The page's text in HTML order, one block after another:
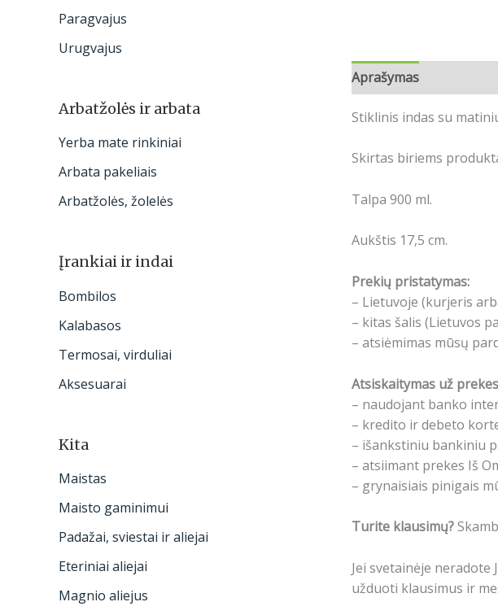
Paragvajus
Urugvajus
Arbatžolės ir arbata
Yerba mate rinkiniai
Arbata pakeliais
Arbatžolės, žolelės
Įrankiai ir indai
Bombilos
Kalabasos
Termosai, virduliai
Aksesuarai
Kita
Maistas
Maisto gaminimui
Padažai, sviestai ir aliejai
Eteriniai aliejai
Magnio aliejus
Aprašymas
Stiklinis indas su
Skirtas biriems
Talpa 900 ml.
Aukštis 17,5 cm.
Prekių pristatymas:
– Lietuvoje (kurjeris
– kitas šalis (Lietuvos
– atsiėmimas mūsų
Atsiskaitymas už
– naudojant banko
– kredito ir debeto
– išankstiniu bankiniu
– atsiimant prekes Iš
– grynaisiais pinigais
Turite klausimų?
Jei svetainėje neradote
užduoti klausimus ir